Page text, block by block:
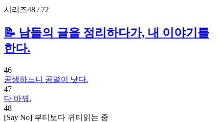
시리즈48 / 72
📝 남들의 글을 정리하다가, 내 이야기를
한다.
46
공생하느니 공멸이 낫다.
47
다 바꿔.
48
[Say No] 부티보다 귀티 읽는 중